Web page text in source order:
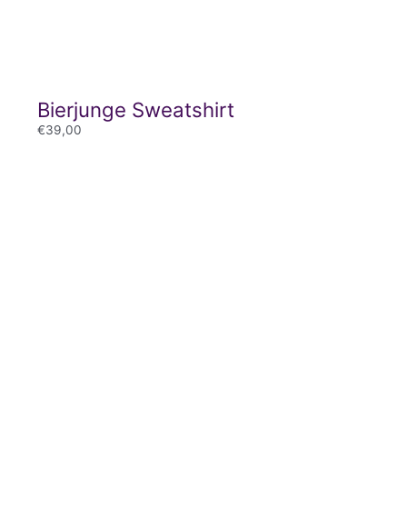
Bierjunge Sweatshirt
€39,00